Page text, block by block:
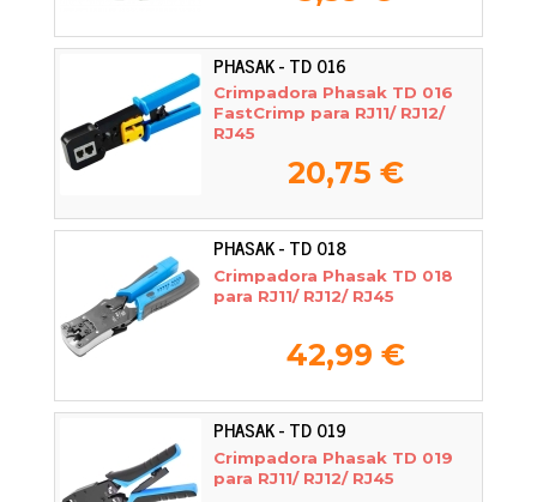
PHASAK - TD 016
Crimpadora Phasak TD 016
FastCrimp para RJ11/ RJ12/
RJ45
20,75 €
PHASAK - TD 018
Crimpadora Phasak TD 018
para RJ11/ RJ12/ RJ45
42,99 €
PHASAK - TD 019
Crimpadora Phasak TD 019
para RJ11/ RJ12/ RJ45